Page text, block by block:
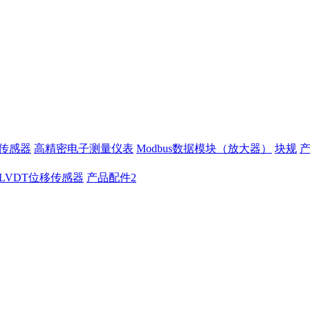
感器 高精密电子测量仪表 Modbus数据模块（放大器） 块规
位移传感器 产品配件2